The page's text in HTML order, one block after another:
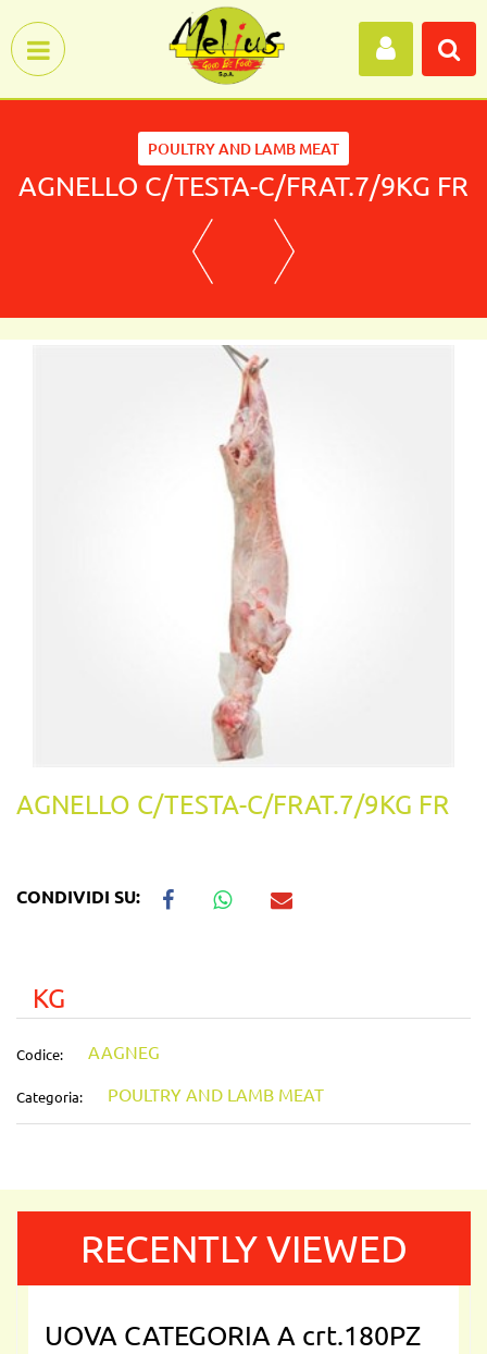
POULTRY AND LAMB MEAT
AGNELLO C/TESTA-C/FRAT.7/9KG FR
AGNELLO C/TESTA-C/FRAT.7/9KG FR
CONDIVIDI SU:
KG
Codice: AAGNEG
Categoria: POULTRY AND LAMB MEAT
RECENTLY VIEWED
UOVA CATEGORIA A crt.180PZ